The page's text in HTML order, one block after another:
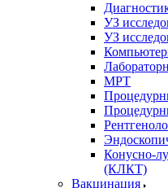
УЗ
УЗ
МРТ
Конусно-
(КЛКТ)
Вакцинация